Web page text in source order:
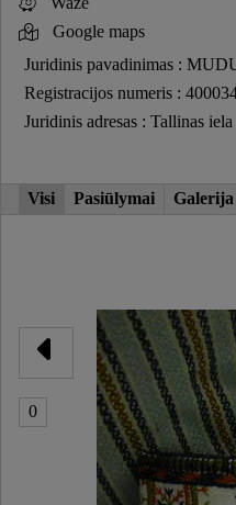
Google maps
Juridinis pavadinimas :
Registracijos numeris :
Juridinis adresas : Tallinas
Visi Pasiūlymai Galerija
0